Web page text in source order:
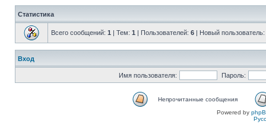
Статистика
Всего сообщений: 1 | Тем: 1 | Пользователей: 6 | Новый пользователь:
Вход
Имя пользователя: Пароль:
Непрочитанные сообщения
Powered by